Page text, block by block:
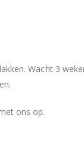
Wacht 3
ons op.